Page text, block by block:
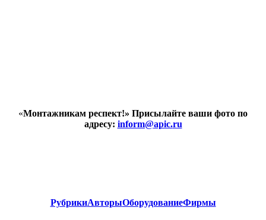
«Монтажникам респект!» Присылайте ваши фото по
адресу: inform@apic.ru
РубрикиАвторыОборудованиеФирмы